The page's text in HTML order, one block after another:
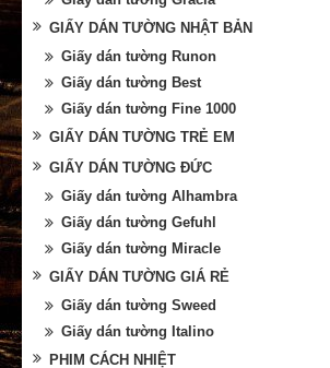
GIẤY DÁN TƯỜNG NHẬT BẢN
Giấy dán tường Runon
Giấy dán tường Best
Giấy dán tường Fine 1000
GIẤY DÁN TƯỜNG TRẺ EM
GIẤY DÁN TƯỜNG ĐỨC
Giấy dán tường Alhambra
Giấy dán tường Gefuhl
Giấy dán tường Miracle
GIẤY DÁN TƯỜNG GIÁ RẺ
Giấy dán tường Sweed
Giấy dán tường Italino
PHIM CÁCH NHIỆT